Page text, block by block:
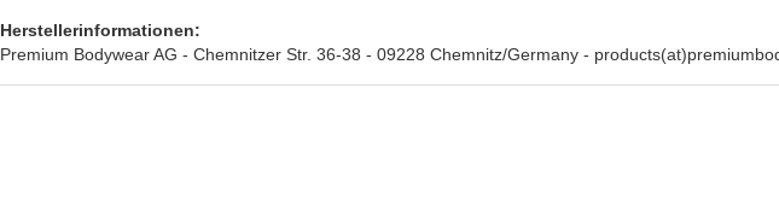
Herstellerinformationen:
Premium Bodywear AG - Chemnitzer Str. 36-38 - 09228 Chemnitz/Germany -